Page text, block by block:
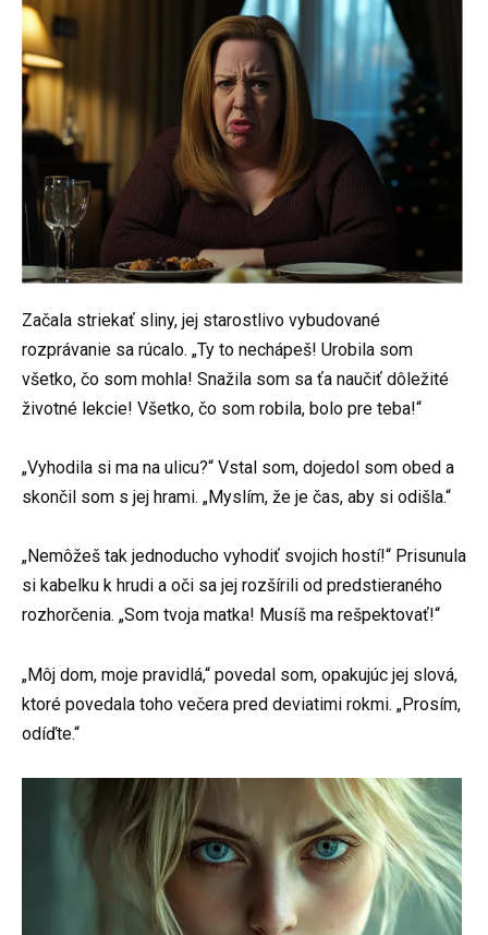
Začala striekať sliny, jej starostlivo vybudované
rozprávanie sa rúcalo. „Ty to nechápeš! Urobila som
všetko, čo som mohla! Snažila som sa ťa naučiť dôležité
životné lekcie! Všetko, čo som robila, bolo pre teba!“
„Vyhodila si ma na ulicu?“ Vstal som, dojedol som obed a
skončil som s jej hrami. „Myslím, že je čas, aby si odišla.“
„Nemôžeš tak jednoducho vyhodiť svojich hostí!“ Prisunula
si kabelku k hrudi a oči sa jej rozšírili od predstieraného
rozhorčenia. „Som tvoja matka! Musíš ma rešpektovať!“
„Môj dom, moje pravidlá,“ povedal som, opakujúc jej slová,
ktoré povedala toho večera pred deviatimi rokmi. „Prosím,
odíďte.“